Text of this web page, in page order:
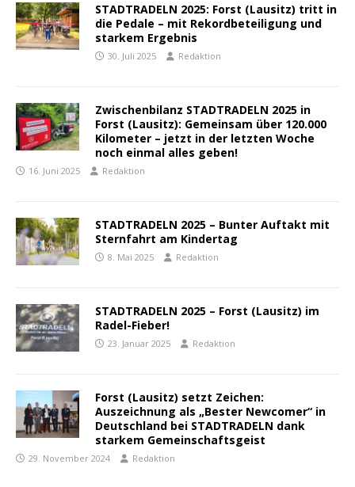
STADTRADELN 2025: Forst (Lausitz) tritt in
die Pedale – mit Rekordbeteiligung und
starkem Ergebnis
30. Juli 2025 Redaktion
Zwischenbilanz STADTRADELN 2025 in
Forst (Lausitz): Gemeinsam über 120.000
Kilometer – jetzt in der letzten Woche
noch einmal alles geben!
16. Juni 2025 Redaktion
STADTRADELN 2025 – Bunter Auftakt mit
Sternfahrt am Kindertag
8. Mai 2025 Redaktion
STADTRADELN 2025 – Forst (Lausitz) im
Radel-Fieber!
23. Januar 2025 Redaktion
Forst (Lausitz) setzt Zeichen:
Auszeichnung als „Bester Newcomer“ in
Deutschland bei STADTRADELN dank
starkem Gemeinschaftsgeist
29. November 2024 Redaktion